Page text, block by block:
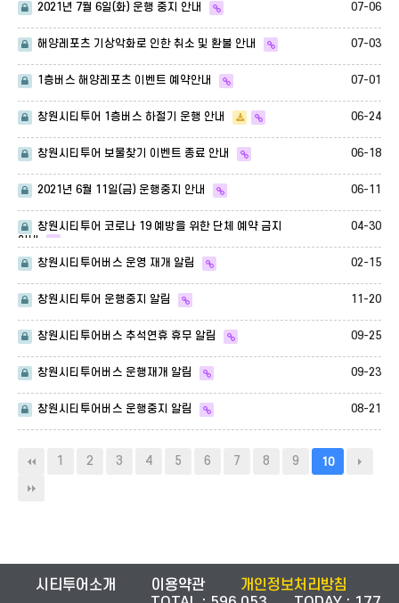
2021년 7월 6일(화) 운행 중지 안내 07-06
해양레포츠 기상악화로 인한 취소 및 환불 안내 07-03
1층버스 해양레포츠 이벤트 예약안내 07-01
창원시티투어 1층버스 하절기 운행 안내 06-24
창원시티투어 보물찾기 이벤트 종료 안내 06-18
2021년 6월 11일(금) 운행중지 안내 06-11
창원시티투어 코로나 19 예방을 위한 단체 예약 금지
안내
04-30
창원시티투어버스 운영 재개 알림 02-15
창원시티투어 운행중지 알림 11-20
창원시티투어버스 추석연휴 휴무 알림 09-25
창원시티투어버스 운행재개 알림 09-23
창원시티투어버스 운행중지 알림 08-21
1 2 3 4 5 6 7 8 9 10
시티투어소개 이용약관
개인정보처리방침